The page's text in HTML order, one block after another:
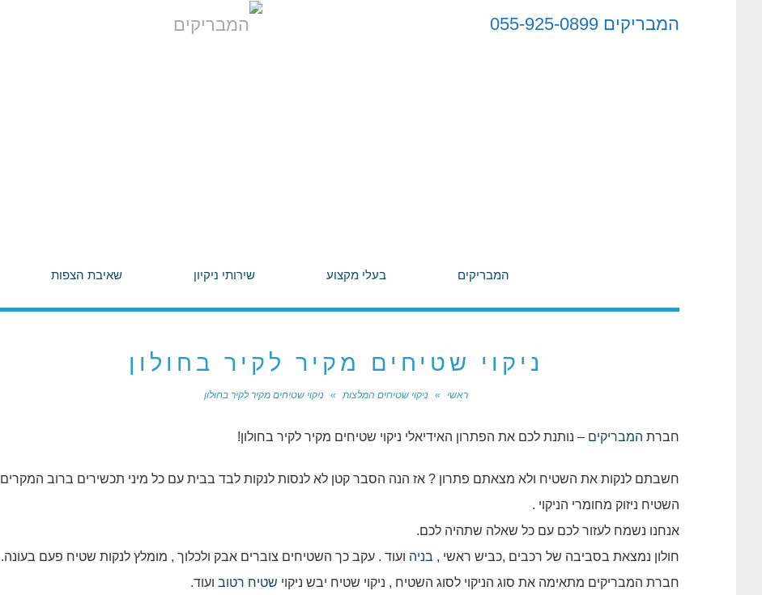
המבריקים 055-925-0899
המבריקים בעלי מקצוע שירותי ניקיון שאיבת הצפות
ניקוי שטיחים מקיר לקיר בחולון
ראשי » ניקוי שטיחים המלצות » ניקוי שטיחים מקיר לקיר בחולון
חברת המבריקים – נותנת לכם את הפתרון האידיאלי ניקוי שטיחים מקיר לקיר בחולון!
חשבתם לנקות את השטיח ולא מצאתם פתרון ? אז הנה הסבר קטן לא לנסות לנקות לבד בבית עם כל מיני תכשירים ברוב המקרים
השטיח ניזוק מחומרי הניקוי .
אנחנו נשמח לעזור לכם עם כל שאלה שתהיה לכם.
חולון נמצאת בסביבה של רכבים ,כביש ראשי , בניה ועוד . עקב כך השטיחים צוברים אבק ולכלוך , מומלץ לנקות שטיח פעם בעונה.
חברת המבריקים מתאימה את סוג הניקוי לסוג השטיח , ניקוי שטיח יבש ניקוי שטיח רטוב ועוד.